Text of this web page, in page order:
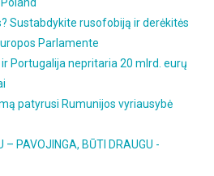
Sustabdykite rusofobiją ir derėkitės
Parlamente
ir Portugalija nepritaria 20 mlrd. eurų
patyrusi Rumunijos vyriausybė
– PAVOJINGA, BŪTI DRAUGU -